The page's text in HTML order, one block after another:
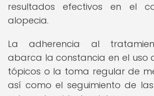
resultados efectivos en el
alopecia.
La adherencia al
abarca la constancia en el uso
tópicos o la toma regular de
así como el seguimiento de